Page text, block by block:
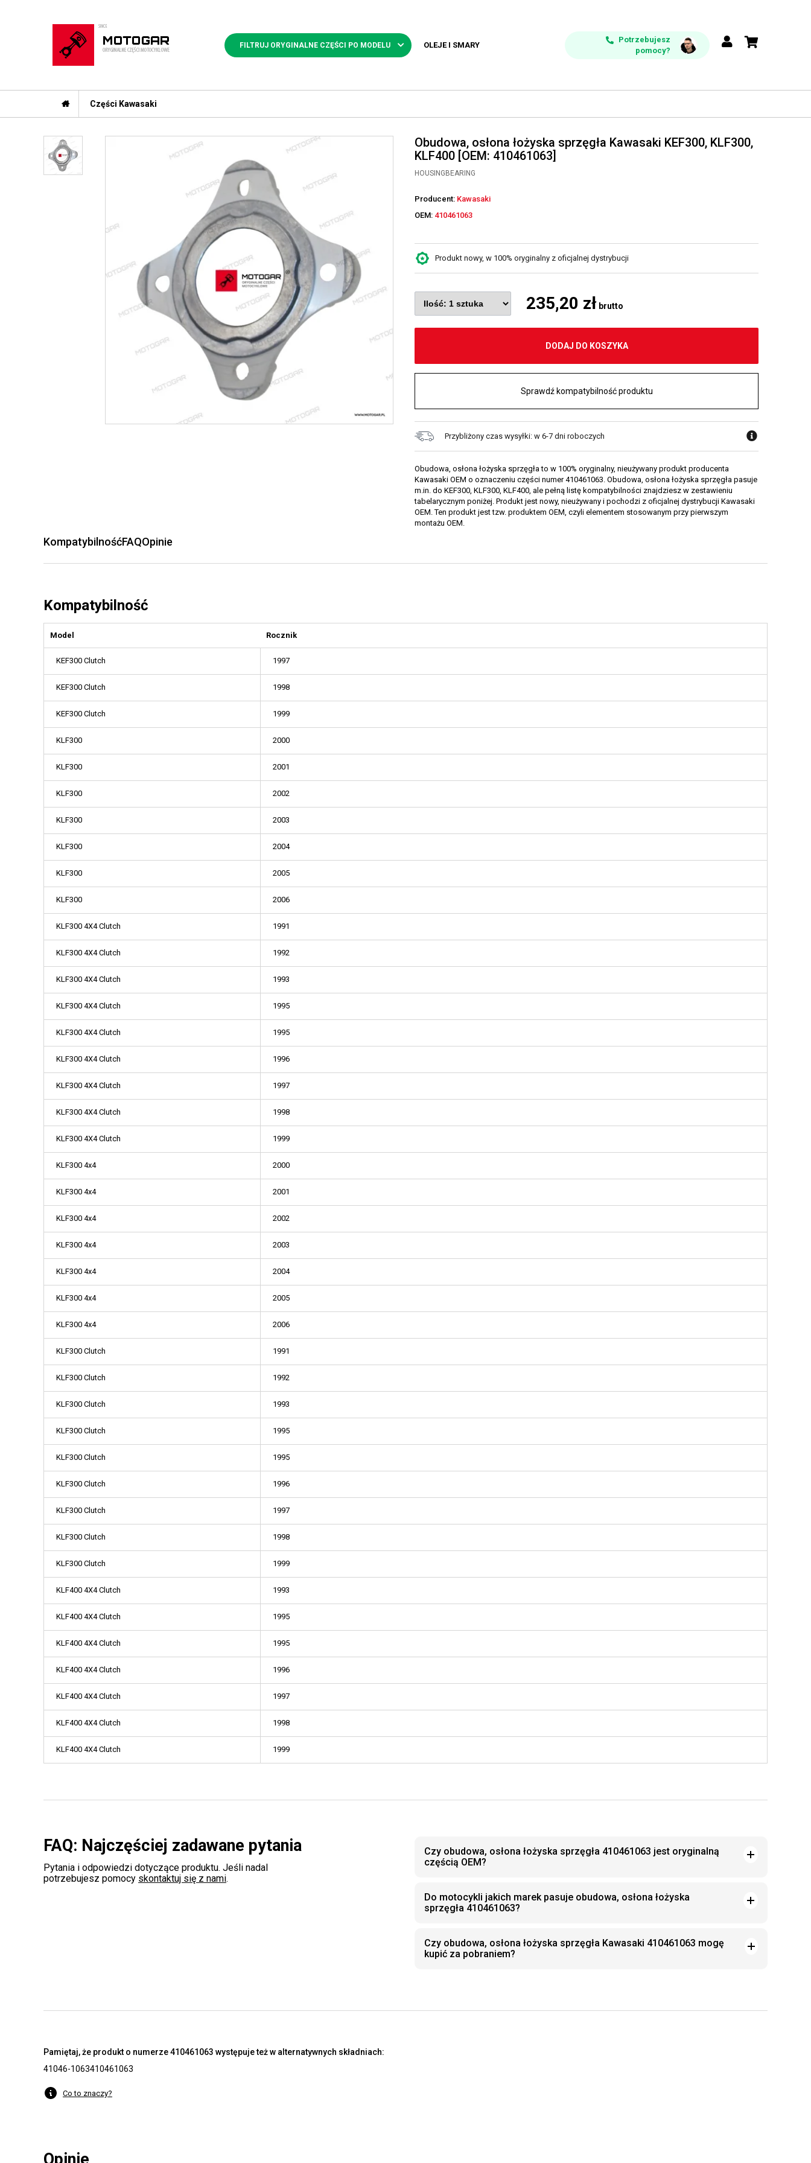
FILTRUJ ORYGINALNE CZĘŚCI PO MODELU OLEJE I SMARY
Potrzebujesz
pomocy?
Części Kawasaki
Obudowa, osłona łożyska sprzęgła Kawasaki KEF300, KLF300,
KLF400 [OEM: 410461063]
HOUSINGBEARING
Producent: Kawasaki
OEM: 410461063
Produkt nowy, w 100% oryginalny z oficjalnej dystrybucji
235,20 zł brutto
DODAJ DO KOSZYKA
Sprawdź kompatybilność produktu
Przybliżony czas wysyłki: w 6-7 dni roboczych
Obudowa, osłona łożyska sprzęgła to w 100% oryginalny, nieużywany produkt producenta
Kawasaki OEM o oznaczeniu części numer 410461063. Obudowa, osłona łożyska sprzęgła pasuje
m.in. do KEF300, KLF300, KLF400, ale pełną listę kompatybilności znajdziesz w zestawieniu
tabelarycznym poniżej. Produkt jest nowy, nieużywany i pochodzi z oficjalnej dystrybucji Kawasaki
OEM. Ten produkt jest tzw. produktem OEM, czyli elementem stosowanym przy pierwszym
montażu OEM.
KompatybilnośćFAQOpinie
Kompatybilność
Model Rocznik
KEF300 Clutch 1997
KEF300 Clutch 1998
KEF300 Clutch 1999
KLF300 2000
KLF300 2001
KLF300 2002
KLF300 2003
KLF300 2004
KLF300 2005
KLF300 2006
KLF300 4X4 Clutch 1991
KLF300 4X4 Clutch 1992
KLF300 4X4 Clutch 1993
KLF300 4X4 Clutch 1995
KLF300 4X4 Clutch 1995
KLF300 4X4 Clutch 1996
KLF300 4X4 Clutch 1997
KLF300 4X4 Clutch 1998
KLF300 4X4 Clutch 1999
KLF300 4x4 2000
KLF300 4x4 2001
KLF300 4x4 2002
KLF300 4x4 2003
KLF300 4x4 2004
KLF300 4x4 2005
KLF300 4x4 2006
KLF300 Clutch 1991
KLF300 Clutch 1992
KLF300 Clutch 1993
KLF300 Clutch 1995
KLF300 Clutch 1995
KLF300 Clutch 1996
KLF300 Clutch 1997
KLF300 Clutch 1998
KLF300 Clutch 1999
KLF400 4X4 Clutch 1993
KLF400 4X4 Clutch 1995
KLF400 4X4 Clutch 1995
KLF400 4X4 Clutch 1996
KLF400 4X4 Clutch 1997
KLF400 4X4 Clutch 1998
KLF400 4X4 Clutch 1999
FAQ: Najczęściej zadawane pytania
Pytania i odpowiedzi dotyczące produktu. Jeśli nadal
potrzebujesz pomocy skontaktuj się z nami.
Czy obudowa, osłona łożyska sprzęgła 410461063 jest oryginalną
częścią OEM?
Do motocykli jakich marek pasuje obudowa, osłona łożyska
sprzęgła 410461063?
Czy obudowa, osłona łożyska sprzęgła Kawasaki 410461063 mogę
kupić za pobraniem?
Pamiętaj, że produkt o numerze 410461063 występuje też w alternatywnych składniach:
41046-1063410461063
Co to znaczy?